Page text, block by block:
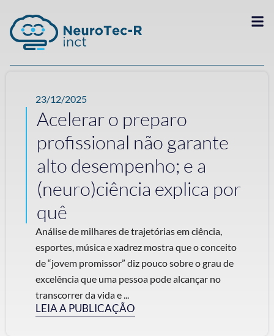
23/12/2025
Acelerar o preparo
profissional não garante
alto desempenho; e a
(neuro)ciência explica por
quê
Análise de milhares de trajetórias em ciência,
esportes, música e xadrez mostra que o conceito
de “jovem promissor” diz pouco sobre o grau de
excelência que uma pessoa pode alcançar no
transcorrer da vida e ...
LEIA A PUBLICAÇÃO